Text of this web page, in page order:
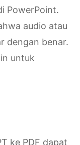
PowerPoint.
audio atau
dengan benar.
untuk
ke PDF dapat